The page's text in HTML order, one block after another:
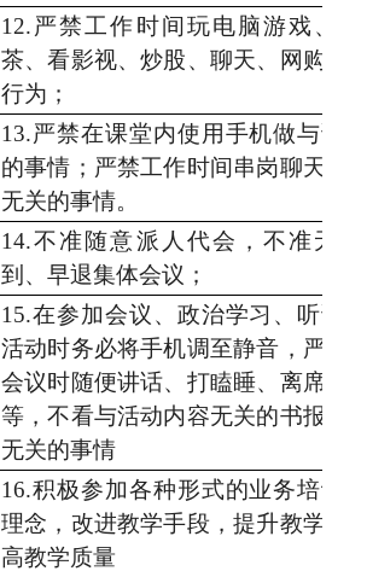
12.严禁工作时间玩电脑游戏、
茶、看影视、炒股、聊天、网购以
行为；
13.严禁在课堂内使用手机做与课
的事情；严禁工作时间串岗聊天等
无关的事情。
14.不准随意派人代会，不准无
到、早退集体会议；
15.在参加会议、政治学习、听课
活动时务必将手机调至静音，严禁
会议时随便讲话、打瞌睡、离席走
等，不看与活动内容无关的书报，
无关的事情
16.积极参加各种形式的业务培训
理念，改进教学手段，提升教学水
高教学质量